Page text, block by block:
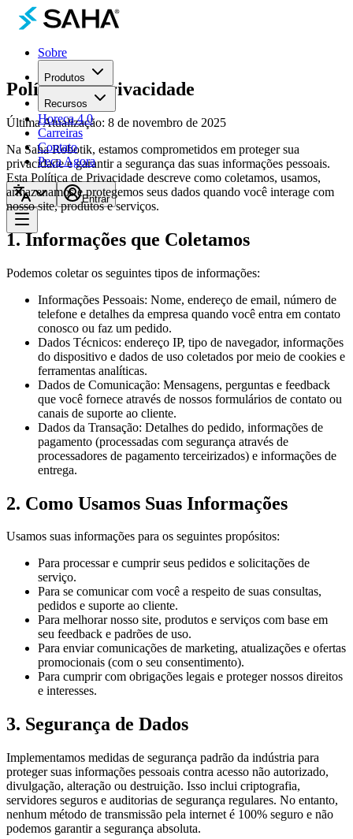
Sobre
Produtos
Recursos
Horeca 4.0
Carreiras
Contato
Peça Agora
Entrar
Política de Privacidade
Última Atualização: 8 de novembro de 2025
Na Saha Robotik, estamos comprometidos em proteger sua
privacidade e garantir a segurança das suas informações pessoais.
Esta Política de Privacidade descreve como coletamos, usamos,
armazenamos e protegemos seus dados quando você interage com
nosso site, produtos e serviços.
1. Informações que Coletamos
Podemos coletar os seguintes tipos de informações:
Informações Pessoais: Nome, endereço de email, número de
telefone e detalhes da empresa quando você entra em contato
conosco ou faz um pedido.
Dados Técnicos: endereço IP, tipo de navegador, informações
do dispositivo e dados de uso coletados por meio de cookies e
ferramentas analíticas.
Dados de Comunicação: Mensagens, perguntas e feedback
que você fornece através de nossos formulários de contato ou
canais de suporte ao cliente.
Dados da Transação: Detalhes do pedido, informações de
pagamento (processadas com segurança através de
processadores de pagamento terceirizados) e informações de
entrega.
2. Como Usamos Suas Informações
Usamos suas informações para os seguintes propósitos:
Para processar e cumprir seus pedidos e solicitações de
serviço.
Para se comunicar com você a respeito de suas consultas,
pedidos e suporte ao cliente.
Para melhorar nosso site, produtos e serviços com base em
seu feedback e padrões de uso.
Para enviar comunicações de marketing, atualizações e ofertas
promocionais (com o seu consentimento).
Para cumprir com obrigações legais e proteger nossos direitos
e interesses.
3. Segurança de Dados
Implementamos medidas de segurança padrão da indústria para
proteger suas informações pessoais contra acesso não autorizado,
divulgação, alteração ou destruição. Isso inclui criptografia,
servidores seguros e auditorias de segurança regulares. No entanto,
nenhum método de transmissão pela internet é 100% seguro e não
podemos garantir a segurança absoluta.